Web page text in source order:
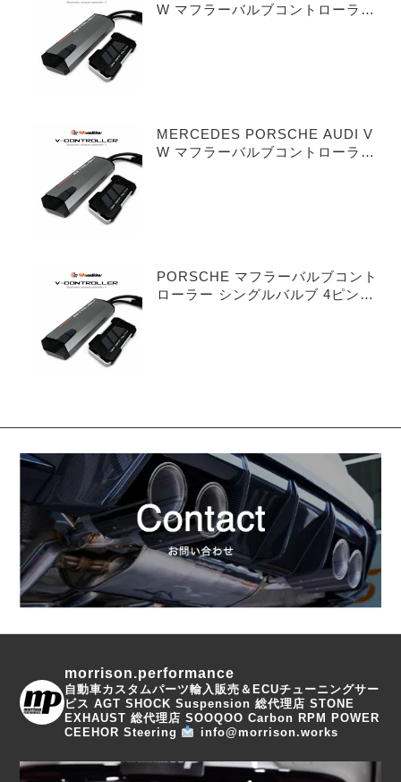
W マフラーバルブコントローラー
MERCEDES PORSCHE AUDI V
W マフラーバルブコントローラー
PORSCHE マフラーバルブコント
ローラー シングルバルブ 4ピンタ
morrison.performance
自動車カスタムパーツ輸入販売＆ECUチューニングサー
ビス AGT SHOCK Suspension 総代理店 STONE
EXHAUST 総代理店 SOOQOO Carbon RPM POWER
CEEHOR Steering
info@morrison.works